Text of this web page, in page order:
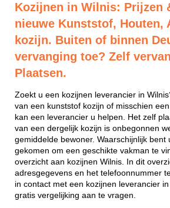
Kozijnen in Wilnis: Prijzen
nieuwe Kunststof, Houten,
kozijn. Buiten of binnen
vervanging toe? Zelf
Plaatsen.
Zoekt u een kozijnen leverancier in
van een kunststof kozijn of misschien
kan een leverancier u helpen. Het zelf
van een dergelijk kozijn is onbegonnen
gemiddelde bewoner. Waarschijnlijk bent
gekomen om een geschikte vakman te
overzicht aan kozijnen Wilnis. In dit
adresgegevens en het telefoonnummer
in contact met een kozijnen leverancier
gratis vergelijking aan te vragen.